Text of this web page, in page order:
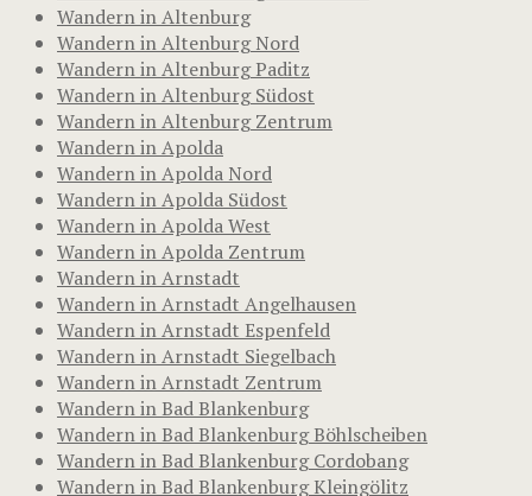
Wandern in Altenburg
Wandern in Altenburg Nord
Wandern in Altenburg Paditz
Wandern in Altenburg Südost
Wandern in Altenburg Zentrum
Wandern in Apolda
Wandern in Apolda Nord
Wandern in Apolda Südost
Wandern in Apolda West
Wandern in Apolda Zentrum
Wandern in Arnstadt
Wandern in Arnstadt Angelhausen
Wandern in Arnstadt Espenfeld
Wandern in Arnstadt Siegelbach
Wandern in Arnstadt Zentrum
Wandern in Bad Blankenburg
Wandern in Bad Blankenburg Böhlscheiben
Wandern in Bad Blankenburg Cordobang
Wandern in Bad Blankenburg Kleingölitz